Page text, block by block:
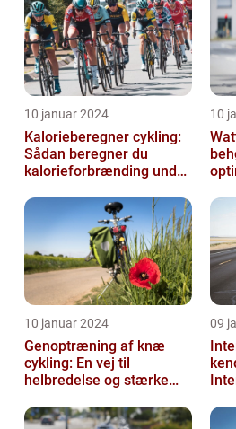
10 januar 2024
Kalorieberegner cykling:
Sådan beregner du
kalorieforbrænding under
10
10 januar 2024
Genoptræning af knæ
cykling: En vej til
helbredelse og stærke
09